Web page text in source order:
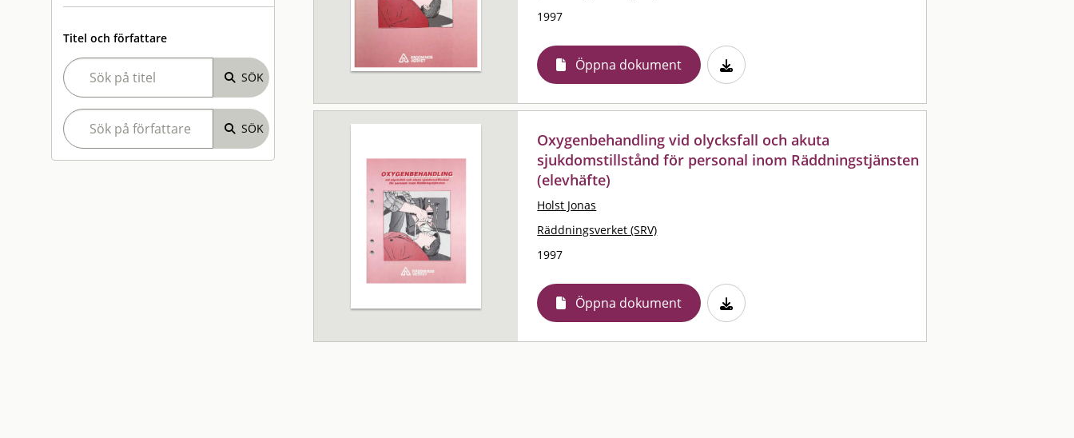
Titel och författare
1997
Öppna dokument
Oxygenbehandling vid olycksfall och akuta
sjukdomstillstånd för personal inom Räddningstjänsten
(elevhäfte)
Holst Jonas
Räddningsverket (SRV)
1997
Öppna dokument